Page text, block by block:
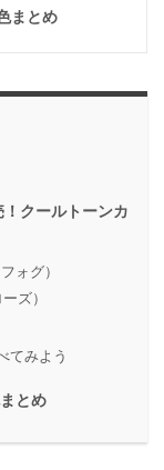
まとめ
クールトーンカ
ォグ）
ズ）
てみよう
とめ